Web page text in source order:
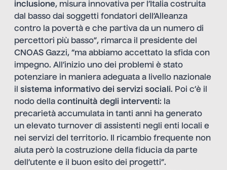
inclusione, misura innovativa per l’Italia costruita
dal basso dai soggetti fondatori dell’Alleanza
contro la povertà e che partiva da un numero di
percettori più basso”, rimarca il presidente del
CNOAS Gazzi, “ma abbiamo accettato la sfida con
impegno. All’inizio uno dei problemi è stato
potenziare in maniera adeguata a livello nazionale
il sistema informativo dei servizi sociali. Poi c’è il
nodo della continuità degli interventi: la
precarietà accumulata in tanti anni ha generato
un elevato turnover di assistenti negli enti locali e
nei servizi del territorio. Il ricambio frequente non
aiuta però la costruzione della fiducia da parte
dell’utente e il buon esito dei progetti”.